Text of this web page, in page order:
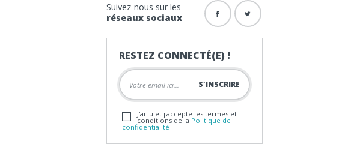
Suivez-nous sur les
réseaux sociaux
RESTEZ CONNECTÉ(E) !
J'ai lu et j'accepte les termes et
conditions de la Politique de
confidentialité